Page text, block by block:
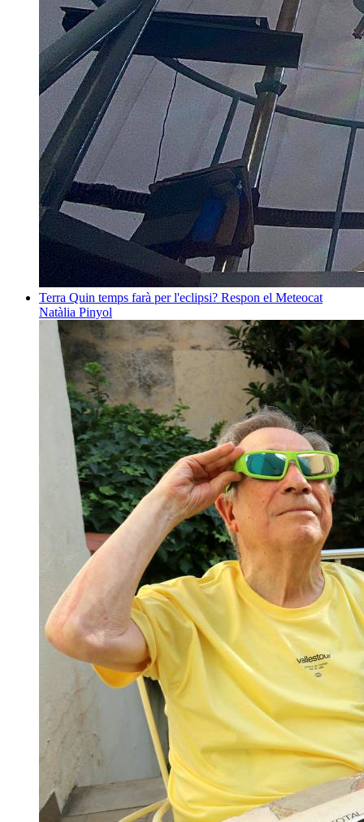
Terra Quin temps farà per l'eclipsi? Respon el Meteocat
Natàlia Pinyol